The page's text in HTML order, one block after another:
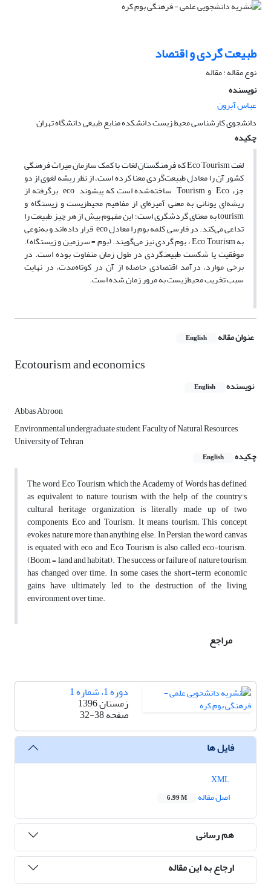
طبیعت گردی و اقتصاد
نوع مقاله : مقاله
نویسنده
عباس آبرون
دانشجوی کارشناسی محیط زیست دانشکده منابع طبیعی دانشگاه تهران
چکیده
لغت Eco Tourism که فرهنگستان لغات با کمک سازمان میراث فرهنگی
کشور آن را معادل طبیعت‌گردی معنا کرده است، از نظر ریشه لغوی از دو
جزء Eco و Tourism ساخته‌شده است که پیشوند eco برگرفته از
ریشه‌ای یونانی به معنی آمیزه‌ای از مفاهیم محیط‌زیست و زیستگاه و
tourism به معنای گردشگری است؛ این مفهوم بیش از هر چیز طبیعت را
تداعی می‌کند. در فارسی کلمه بوم را معادل eco قرار داده‌اند و به‌نوعی
به Eco Tourism ، بوم گردی نیز می‌گویند. (بوم = سرزمین و زیستگاه).
موفقیت یا شکست طبیعت­گردی در طول زمان متفاوت بوده است. در
برخی موارد، درآمد اقتصادی حاصله از آن در کوتاه‌مدت، در نهایت
سبب تخریب محیط‌زیست به مرور زمان شده است.
عنوان مقاله English
Ecotourism and economics
نویسنده English
Abbas Abroon
Environmental undergraduate student, Faculty of Natural Resources,
University of Tehran
چکیده
English
The word Eco Tourism, which the Academy of Words has defined
as equivalent to nature tourism with the help of the country's
cultural heritage organization, is literally made up of two
components, Eco and Tourism. It means tourism; This concept
evokes nature more than anything else. In Persian, the word canvas
is equated with eco, and Eco Tourism is also called eco-tourism.
(Boom = land and habitat). The success or failure of nature tourism
has changed over time. In some cases, the short-term economic
gains have ultimately led to the destruction of the living
environment over time.
مراجع
دوره 1، شماره 1
زمستان 1396
صفحه32-38
فایل ها
اصل مقاله
6.99 M
هم رسانی
ارجاع به این مقاله